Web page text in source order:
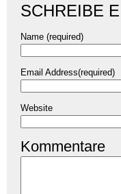
SCHREIBE
Name (required)
Email Address(required)
Website
Kommentare